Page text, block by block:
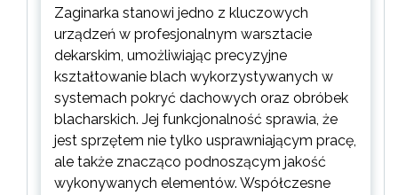
Zaginarka stanowi jedno z kluczowych
urządzeń w profesjonalnym warsztacie
dekarskim, umożliwiając precyzyjne
kształtowanie blach wykorzystywanych w
systemach pokryć dachowych oraz obróbek
blacharskich. Jej funkcjonalność sprawia, że
jest sprzętem nie tylko usprawniającym pracę,
ale także znacząco podnoszącym jakość
wykonywanych elementów. Współczesne